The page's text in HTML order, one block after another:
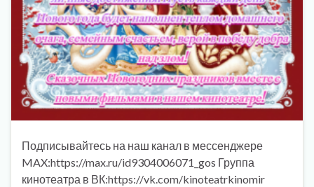
Подписывайтесь на наш канал в мессенджере
MAX:https://max.ru/id9304006071_gos Группа
кинотеатра в ВК:https://vk.com/kinoteatrkinomir